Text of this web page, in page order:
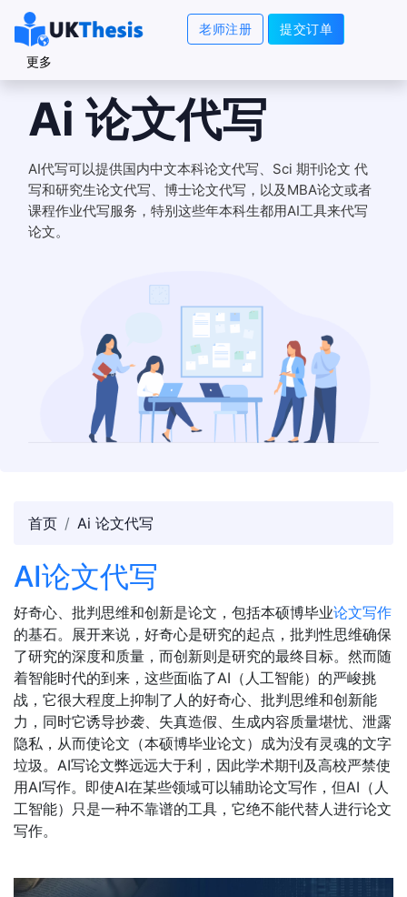
老师注册 提交订单
更多
Ai 论文代写
AI代写可以提供国内中文本科论文代写、Sci 期刊论文 代
写和研究生论文代写、博士论文代写，以及MBA论文或者
课程作业代写服务，特别这些年本科生都用AI工具来代写
论文。
首页 Ai 论文代写
AI论文代写
好奇心、批判思维和创新是论文，包括本硕博毕业论文写作
的基石。展开来说，好奇心是研究的起点，批判性思维确保
了研究的深度和质量，而创新则是研究的最终目标。然而随
着智能时代的到来，这些面临了AI（人工智能）的严峻挑
战，它很大程度上抑制了人的好奇心、批判思维和创新能
力，同时它诱导抄袭、失真造假、生成内容质量堪忧、泄露
隐私，从而使论文（本硕博毕业论文）成为没有灵魂的文字
垃圾。AI写论文弊远远大于利，因此学术期刊及高校严禁使
用AI写作。即使AI在某些领域可以辅助论文写作，但AI（人
工智能）只是一种不靠谱的工具，它绝不能代替人进行论文
写作。